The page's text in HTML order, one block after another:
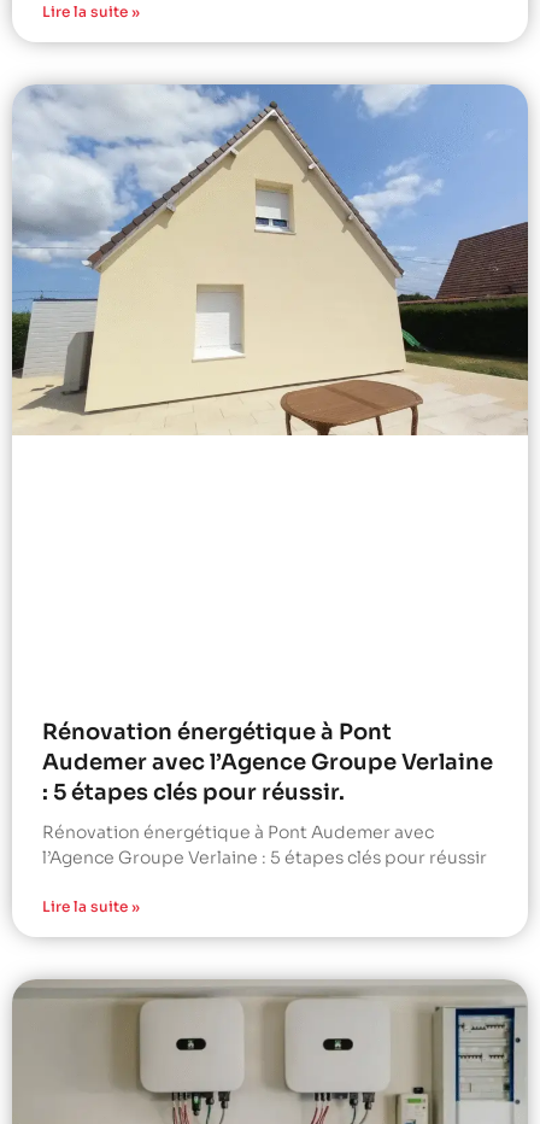
Lire la suite »
Rénovation énergétique à Pont
Audemer avec l’Agence Groupe Verlaine
: 5 étapes clés pour réussir.
Rénovation énergétique à Pont Audemer avec
l’Agence Groupe Verlaine : 5 étapes clés pour réussir
Lire la suite »